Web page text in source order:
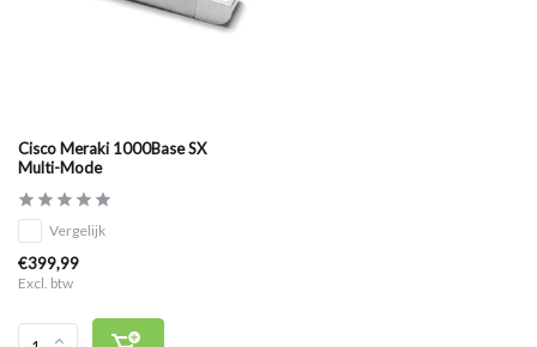
Cisco Meraki 1000Base SX
Multi-Mode
Vergelijk
€399,99
Excl. btw